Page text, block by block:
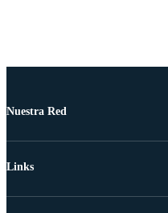
Nuestra Red
Links